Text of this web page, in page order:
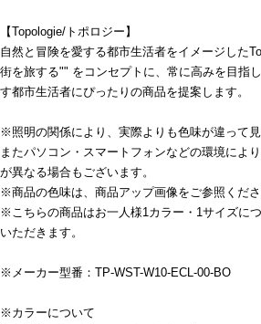
【Topologie/トポロジー】
自然と冒険を愛する都市生活者をイメージした
街を旅する"" をコンセプトに、常に高みを目指
す都市生活者にぴったりの商品を提案します。
※照明の関係により、実際よりも色味が違って見
またパソコン・スマートフォンなどの環境によ
が異なる場合もございます。
※商品の色味は、商品アップ画像をご参照くださ
※こちらの商品はお一人様1カラー・1サイズに
いただきます。
※メーカー型番：TP-WST-W10-ECL-00-BO
※カラーについて